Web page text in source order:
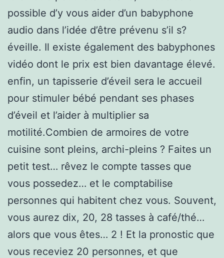
possible d’y vous aider d’un babyphone
audio dans l’idée d’être prévenu s’il s?
éveille. Il existe également des babyphones
vidéo dont le prix est bien davantage élevé.
enfin, un tapisserie d’éveil sera le accueil
pour stimuler bébé pendant ses phases
d’éveil et l’aider à multiplier sa
motilité.Combien de armoires de votre
cuisine sont pleins, archi-pleins ? Faites un
petit test… rêvez le compte tasses que
vous possedez… et le comptabilise
personnes qui habitent chez vous. Souvent,
vous aurez dix, 20, 28 tasses à café/thé…
alors que vous êtes… 2 ! Et la pronostic que
vous receviez 20 personnes, et que